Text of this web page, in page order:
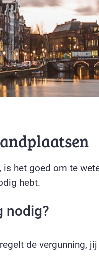
is het goed om te
hebt.
nodig?
de vergunning,